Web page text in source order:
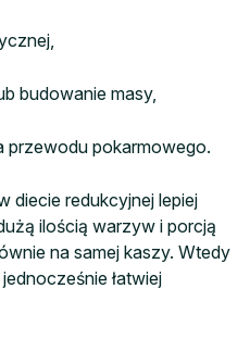
budowanie masy,
przewodu pokarmowego.
diecie redukcyjnej lepiej
ilością warzyw i porcją
na samej kaszy. Wtedy
łatwiej